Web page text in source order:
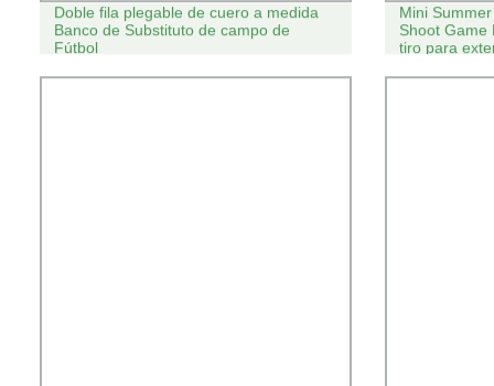
Doble fila plegable de cuero a medida
Banco de Substituto de campo de
Fútbol
Mini
Shoot Game
tiro para